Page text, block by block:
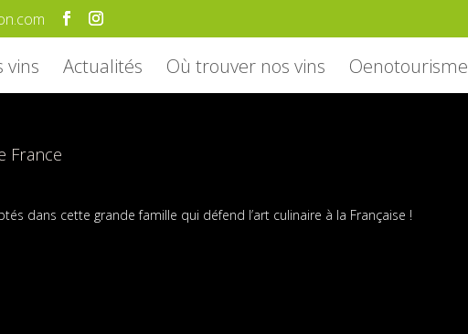
vins Actualités Où trouver nos vins Oenotourisme
France
dans cette grande famille qui défend l’art culinaire à la Française !